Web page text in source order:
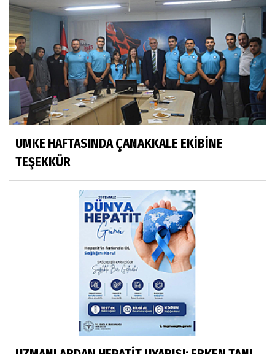
UMKE HAFTASINDA ÇANAKKALE EKİBİNE
TEŞEKKÜR